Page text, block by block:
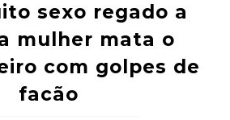
sexo regado a
mulher mata o
com golpes de
facão